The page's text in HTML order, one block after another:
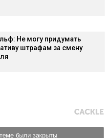
Не могу придумать
штрафам за смену
были закрыты